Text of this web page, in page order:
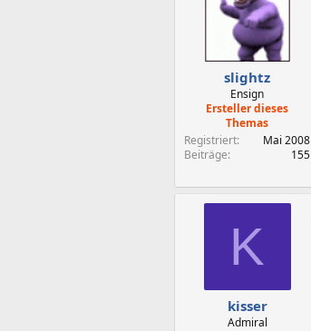
slightz
Ensign
Ersteller dieses
Themas
Registriert
Mai 2008
Beiträge
155
K
kisser
Admiral